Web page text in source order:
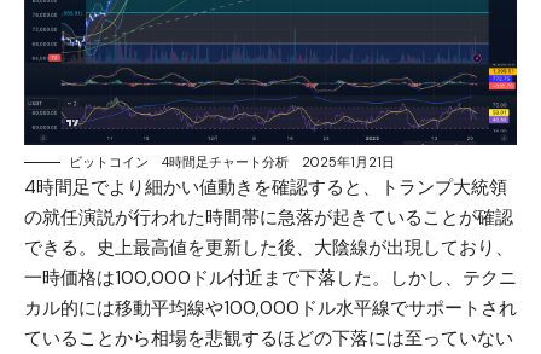
ビットコイン 4時間足チャート分析 2025年1月21日
4時間足でより細かい値動きを確認すると、トランプ大統領
の就任演説が行われた時間帯に急落が起きていることが確認
できる。史上最高値を更新した後、大陰線が出現しており、
一時価格は100,000ドル付近まで下落した。しかし、テクニ
カル的には移動平均線や100,000ドル水平線でサポートされ
ていることから相場を悲観するほどの下落には至っていない